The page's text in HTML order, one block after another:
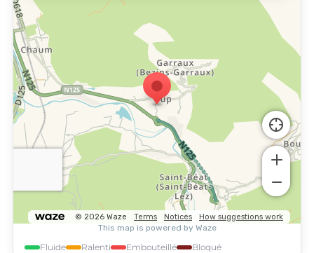
Fluide Ralenti Embouteillé Bloqué